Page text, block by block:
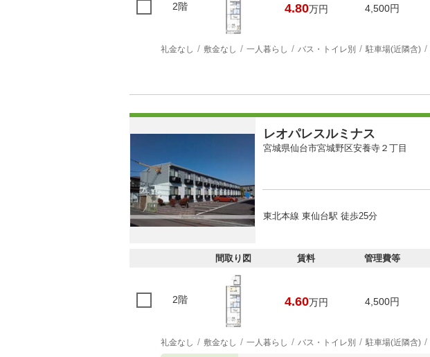
2階 4.80万円 4,500円
礼金なし 敷金なし 一人暮らし バス・トイレ別 駐車場(近隣含)
レオパレスルミナス
宮城県仙台市宮城野区安養寺２丁目
東北本線 東仙台駅 徒歩25分
間取り図 賃料 管理費等
2階 4.60万円 4,500円
礼金なし 敷金なし 一人暮らし バス・トイレ別 駐車場(近隣含)